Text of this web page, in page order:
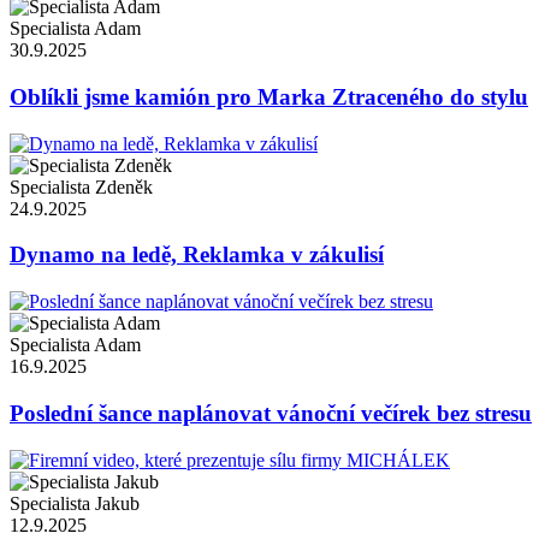
Specialista Adam
30.9.2025
Oblíkli jsme kamión pro Marka Ztraceného do stylu
Specialista Zdeněk
24.9.2025
Dynamo na ledě, Reklamka v zákulisí
Specialista Adam
16.9.2025
Poslední šance naplánovat vánoční večírek bez stresu
Specialista Jakub
12.9.2025